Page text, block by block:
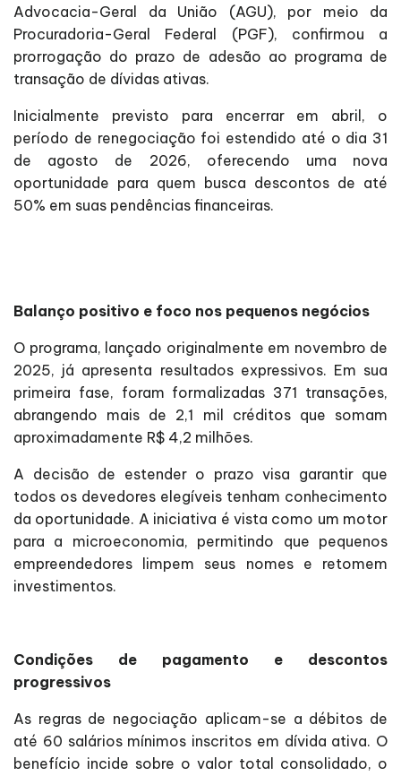
Advocacia-Geral da União (AGU), por meio da
Procuradoria-Geral Federal (PGF), confirmou a
prorrogação do prazo de adesão ao programa de
transação de dívidas ativas.
Inicialmente previsto para encerrar em abril, o
período de renegociação foi estendido até o dia 31
de agosto de 2026, oferecendo uma nova
oportunidade para quem busca descontos de até
50% em suas pendências financeiras.
Balanço positivo e foco nos pequenos negócios
O programa, lançado originalmente em novembro de
2025, já apresenta resultados expressivos. Em sua
primeira fase, foram formalizadas 371 transações,
abrangendo mais de 2,1 mil créditos que somam
aproximadamente R$ 4,2 milhões.
A decisão de estender o prazo visa garantir que
todos os devedores elegíveis tenham conhecimento
da oportunidade. A iniciativa é vista como um motor
para a microeconomia, permitindo que pequenos
empreendedores limpem seus nomes e retomem
investimentos.
Condições de pagamento e descontos
progressivos
As regras de negociação aplicam-se a débitos de
até 60 salários mínimos inscritos em dívida ativa. O
benefício incide sobre o valor total consolidado, o